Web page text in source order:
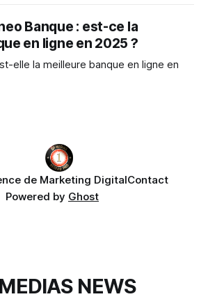
Banque : est-ce la
en ligne en 2025 ?
elle la meilleure banque en ligne en
de Marketing DigitalContact
Powered by Ghost
NEWS